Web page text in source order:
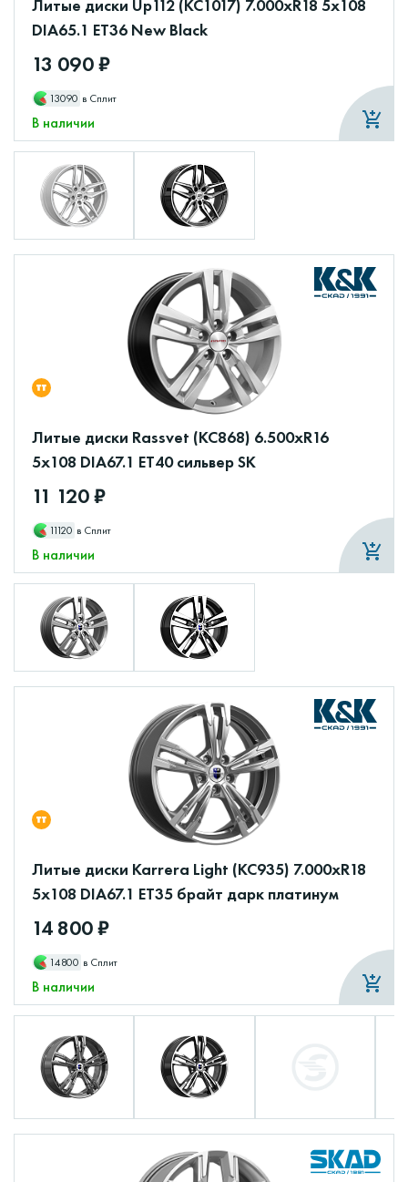
Литые диски Up112 (КС1017) 7.000xR18 5x108
DIA65.1 ET36 New Black
13 090 ₽
13090 в Сплит
В наличии
Литые диски Rassvet (КС868) 6.500xR16
5x108 DIA67.1 ET40 сильвер SK
11 120 ₽
11120 в Сплит
В наличии
Литые диски Karrera Light (КС935) 7.000xR18
5x108 DIA67.1 ET35 брайт дарк платинум
14 800 ₽
14800 в Сплит
В наличии